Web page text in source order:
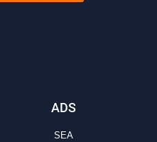
ADS
SEA